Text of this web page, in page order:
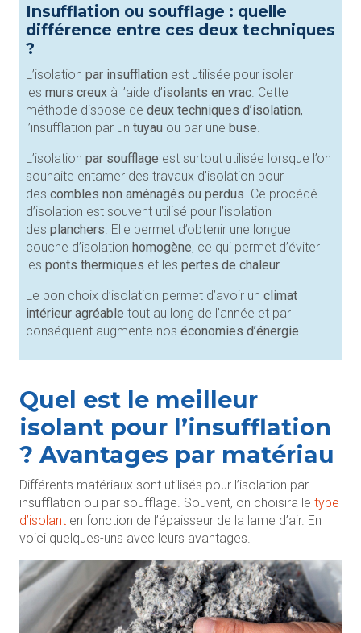
Insufflation ou soufflage : quelle
différence entre ces deux techniques
?
L’isolation par insufflation est utilisée pour isoler
les murs creux à l’aide d’isolants en vrac. Cette
méthode dispose de deux techniques d’isolation,
l’insufflation par un tuyau ou par une buse.
L’isolation par soufflage est surtout utilisée lorsque l’on
souhaite entamer des travaux d’isolation pour
des combles non aménagés ou perdus. Ce procédé
d’isolation est souvent utilisé pour l’isolation
des planchers. Elle permet d’obtenir une longue
couche d’isolation homogène, ce qui permet d’éviter
les ponts thermiques et les pertes de chaleur.
Le bon choix d’isolation permet d’avoir un climat
intérieur agréable tout au long de l’année et par
conséquent augmente nos économies d’énergie.
Quel est le meilleur
isolant pour l’insufflation
? Avantages par matériau
Différents matériaux sont utilisés pour l’isolation par
insufflation ou par soufflage. Souvent, on choisira le type
d’isolant en fonction de l’épaisseur de la lame d’air. En
voici quelques-uns avec leurs avantages.